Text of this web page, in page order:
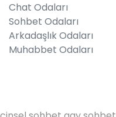
Chat Odaları
Sohbet Odaları
Arkadaşlık Odaları
Muhabbet Odaları